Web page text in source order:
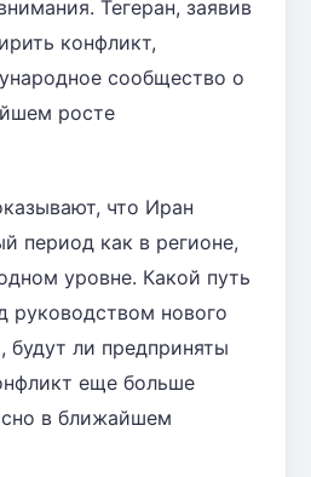
Тегеран, заявив
конфликт,
сообщество о
росте
что Иран
период как в регионе,
уровне. Какой путь
руководством нового
будут ли предприняты
еще больше
в ближайшем